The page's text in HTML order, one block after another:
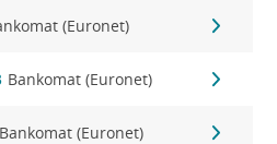
(Euronet)
Bankomat (Euronet)
Bankomat (Euronet)